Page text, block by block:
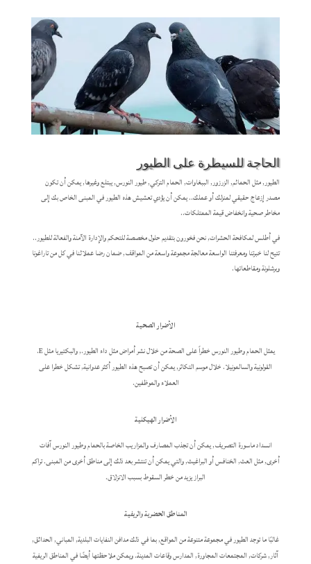
الحاجة للسيطرة على الطيور
الطيور, مثل الحمائم, الزرزور, الببغاوات, الحمام التركي, طيور النورس, يبتلع وغيرها, يمكن أن تكون
مصدر إزعاج حقيقي لمنزلك أو عملك.. يمكن أن يؤدي تعشيش هذه الطيور في المبنى الخاص بك إلى
مخاطر صحية وانخفاض قيمة الممتلكات..
في أطلس لمكافحة الحشرات, نحن فخورون بتقديم حلول مخصصة للتحكم والإدارة الآمنة والفعالة للطيور..
تتيح لنا خبرتنا ومعرفتنا الواسعة معالجة مجموعة واسعة من المواقف, ضمان رضا عملائنا في كل من تاراغونا
وبرشلونة ومقاطعاتها.
الأضرار الصحية
يمثل الحمام وطيور النورس خطراً على الصحة من خلال نشر أمراض مثل داء الطيور., والبكتيريا مثل E.
القولونية والسالمونيلا. خلال موسم التكاثر, يمكن أن تصبح هذه الطيور أكثر عدوانية, تشكل خطرا على
العملاء والموظفين.
الأضرار الهيكلية
انسداد ماسورة التصريف, يمكن أن تجذب المصارف والمزاريب الخاصة بالحمام وطيور النورس آفات
أخرى, مثل العث, الخنافس أو البراغيث, والتي يمكن أن تنتشر بعد ذلك إلى مناطق أخرى من المبنى. تراكم
البراز يزيد من خطر السقوط بسبب الانزلاق.
المناطق الحضرية والريفية
غالبًا ما توجد الطيور في مجموعة متنوعة من المواقع, بما في ذلك مدافن النفايات البلدية, المباني, الحدائق,
آثار, شركات, المجتمعات المجاورة, المدارس وقاعات المدينة. ويمكن ملاحظتها أيضًا في المناطق الريفية